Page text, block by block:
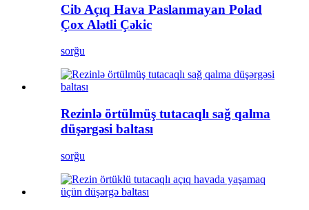
Cib Açıq Hava Paslanmayan Polad
Çox Alətli Çəkic
sorğu
Rezinlə örtülmüş tutacaqlı sağ qalma
düşərgəsi baltası
sorğu